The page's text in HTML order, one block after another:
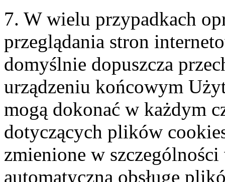
7. W wielu przypadkach
przeglądania stron
domyślnie dopuszcza
urządzeniu końcowym
mogą dokonać w każdym
dotyczących plików
zmienione w
automatyczną obsługę